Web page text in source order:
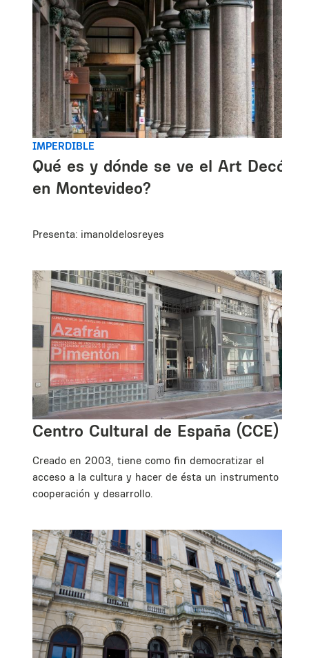
IMPERDIBLE
Qué es y dónde se ve el Art Decó
en Montevideo?
Presenta: imanoldelosreyes
Centro Cultural de España (CCE)
Creado en 2003, tiene como fin democratizar el
acceso a la cultura y hacer de ésta un instrumento de
cooperación y desarrollo.